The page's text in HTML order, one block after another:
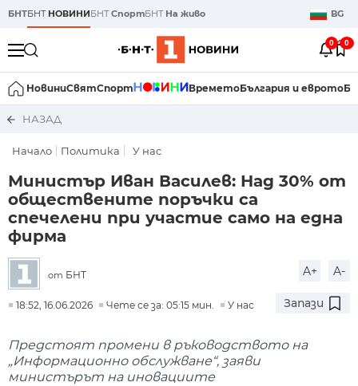
БНТБНТ НОВИНИБНТСпортБНТ На живо BG
0 0
НовиниСвятСпорт ВреметоБългария и еврото
НАЗАД
Начало Политика У нас
Министър Иван Василев: Над 30% от
обществените поръчки са
спечелени при участие само на една
фирма
от БНТ A+ A-
18:52, 16.06.2026 Чете се за: 05:15 мин. У нас Запази
Предстоят промени в ръководството на
„Информационно обслужване“, заяви
министърът на иновациите